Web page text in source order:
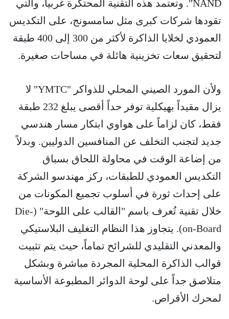
NAND". وتعتمد هذه التقنية المحتكرة غربياً، والتي
تقودها شركات كبرى مثل سامسونج، على التكديس
العمودي لخلايا الذاكرة لأكثر من 300 إلى 400 طبقة
لتحقيق سعات تخزينية هائلة في مساحات صغيرة.
ولأن المورد الصيني المحلي للذواكر "YMTC" لا
يزال مقيداً بهيكلية توفر حداً أقصى يبلغ 232 طبقة
فقط، كان لزاماً على هواوي ابتكار مسار هندسي
جديد لتجنب التخلف عن المنافسين الدوليين. وبدلاً
من إضاعة الوقت في محاولة اللحاق بسباق
التكديس العمودي للطبقات، ركز مهندسو الشركة
على إحداث ثورة في أسلوب تجميع المكونات من
خلال تقنية تُعرف باسم "القالب على اللوحة" (Die-
on-Board). يتجاوز هذا النظام التغليف البلاستيكي
والمعدني التقليدي للشرائح تماماً، حيث يتم تثبيت
قوالب الذاكرة المحلية المجردة مباشرة وبشكل
متلاصق جداً على لوحة الدوائر المطبوعة الأساسية
لمحرك الأقراص.